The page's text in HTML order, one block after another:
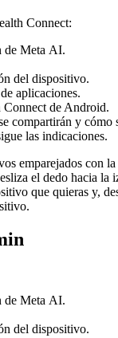
Connect:
de Meta AI.
del dispositivo.
aplicaciones.
Connect de Android.
compartirán y cómo
las indicaciones.
emparejados con
el dedo hacia la
que quieras y,
.
de Meta AI.
del dispositivo.